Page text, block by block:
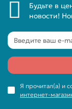
Будьте в
новости!
Я прочитал(а) и
интернет-